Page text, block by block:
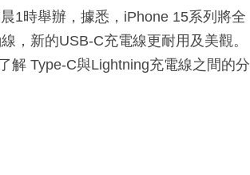
1時舉辦，據悉，iPhone 15系列將全
，新的USB-C充電線更耐用及美觀。
解 Type-C與Lightning充電線之間的分